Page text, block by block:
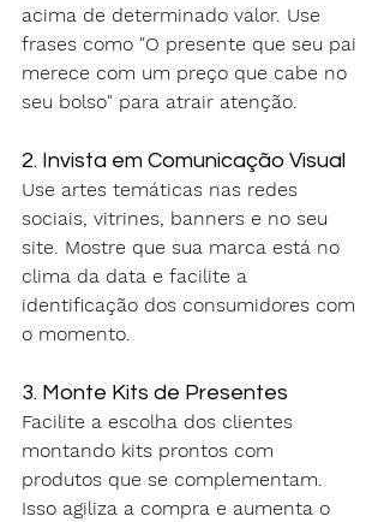
acima de determinado valor. Use
frases como "O presente que seu pai
merece com um preço que cabe no
seu bolso" para atrair atenção.
2. Invista em Comunicação Visual
Use artes temáticas nas redes
sociais, vitrines, banners e no seu
site. Mostre que sua marca está no
clima da data e facilite a
identificação dos consumidores com
o momento.
3. Monte Kits de Presentes
Facilite a escolha dos clientes
montando kits prontos com
produtos que se complementam.
Isso agiliza a compra e aumenta o